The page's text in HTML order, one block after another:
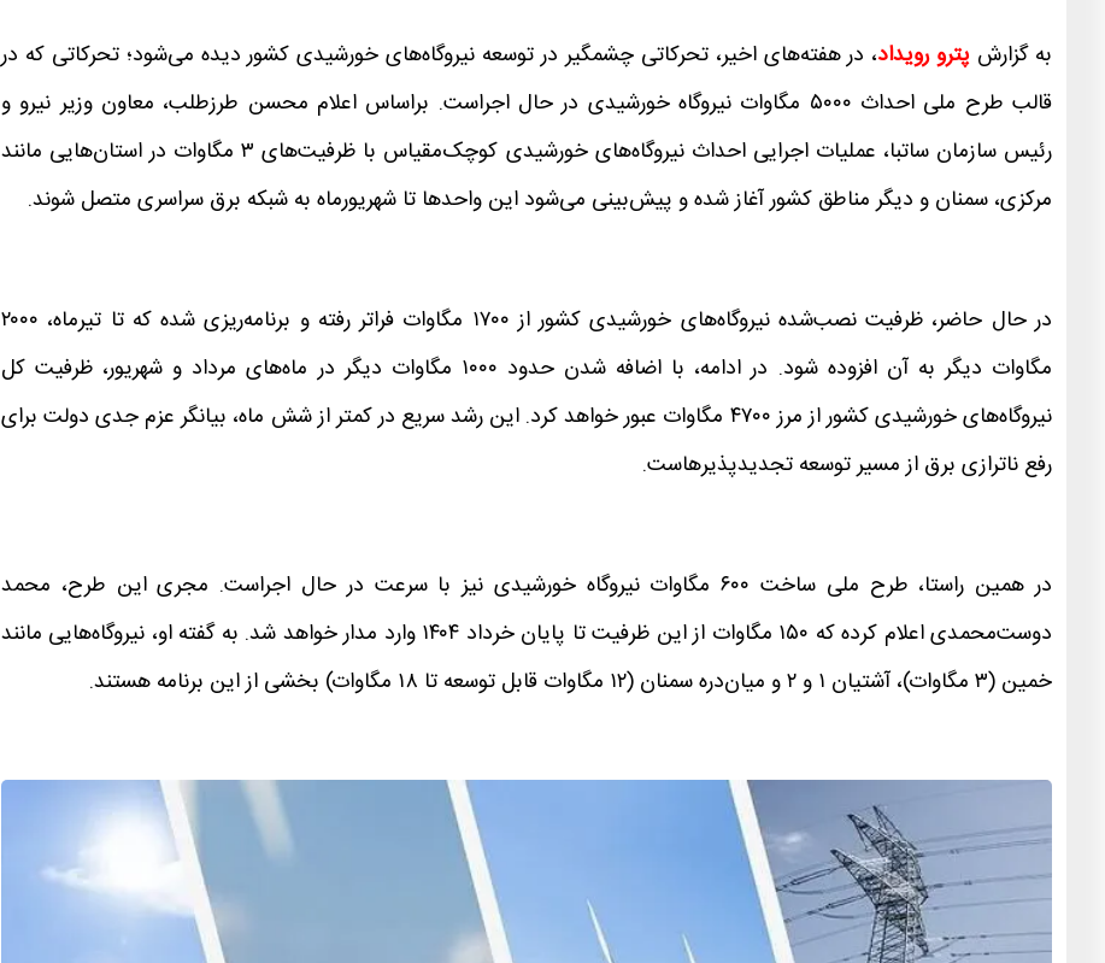
به‌ گزارش پترو رویداد، در هفته‌های اخیر، تحرکاتی چشمگیر در توسعه نیروگاه‌های خورشیدی کشور دیده می‌شود؛ تحرکاتی که در
قالب طرح ملی احداث ۵۰۰۰ مگاوات نیروگاه خورشیدی در حال اجراست. براساس اعلام محسن طرزطلب، معاون وزیر نیرو و
رئیس سازمان ساتبا، عملیات اجرایی احداث نیروگاه‌های خورشیدی کوچک‌مقیاس با ظرفیت‌های ۳ مگاوات در استان‌هایی مانند
مرکزی، سمنان و دیگر مناطق کشور آغاز شده و پیش‌بینی می‌شود این واحدها تا شهریورماه به شبکه برق سراسری متصل شوند.
در حال حاضر، ظرفیت نصب‌شده نیروگاه‌های خورشیدی کشور از ۱۷۰۰ مگاوات فراتر رفته و برنامه‌ریزی شده که تا تیرماه، ۲۰۰۰
مگاوات دیگر به آن افزوده شود. در ادامه، با اضافه شدن حدود ۱۰۰۰ مگاوات دیگر در ماه‌های مرداد و شهریور، ظرفیت کل
نیروگاه‌های خورشیدی کشور از مرز ۴۷۰۰ مگاوات عبور خواهد کرد. این رشد سریع در کمتر از شش ماه، بیانگر عزم جدی دولت برای
رفع ناترازی برق از مسیر توسعه تجدیدپذیرهاست.
در همین راستا، طرح ملی ساخت ۶۰۰ مگاوات نیروگاه خورشیدی نیز با سرعت در حال اجراست. مجری این طرح، محمد
دوست‌محمدی اعلام کرده که ۱۵۰ مگاوات از این ظرفیت تا پایان خرداد ۱۴۰۴ وارد مدار خواهد شد. به گفته او، نیروگاه‌هایی مانند
خمین (۳ مگاوات)، آشتیان ۱ و ۲ و میان‌دره سمنان (۱۲ مگاوات قابل توسعه تا ۱۸ مگاوات) بخشی از این برنامه هستند.